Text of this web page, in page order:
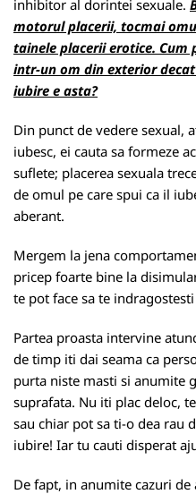
inhibitor al dorintei sexuale.
motorul placerii, tocmai
tainele placerii erotice.
intr-un om din exterior
iubire e asta?
Din punct de vedere sexual,
iubesc, ei cauta sa formeze
suflete; placerea sexuala
de omul pe care spui ca il
aberant.
Mergem la jena
pricep foarte bine la
te pot face sa te
Partea proasta intervine
de timp iti dai seama ca
purta niste masti si anumite
suprafata. Nu iti plac deloc,
sau chiar pot sa ti-o dea rau
iubire! Iar tu cauti disperat
De fapt, in anumite cazuri